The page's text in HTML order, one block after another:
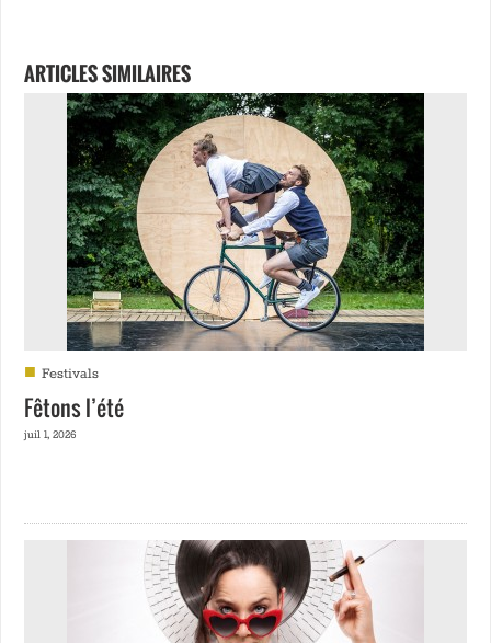
ARTICLES SIMILAIRES
■ Festivals
Fêtons l’été
juil 1, 2026